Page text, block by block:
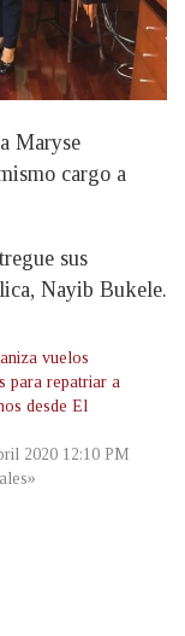
Maryse
cargo a
sus
Nayib Bukele.
vuelos
para repatriar a
desde El
2020 12:10 PM